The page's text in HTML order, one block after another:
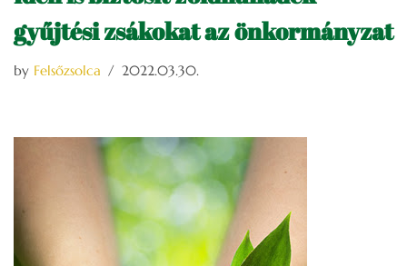
gyűjtési zsákokat az önkormányzat
by Felsőzsolca 2022.03.30.